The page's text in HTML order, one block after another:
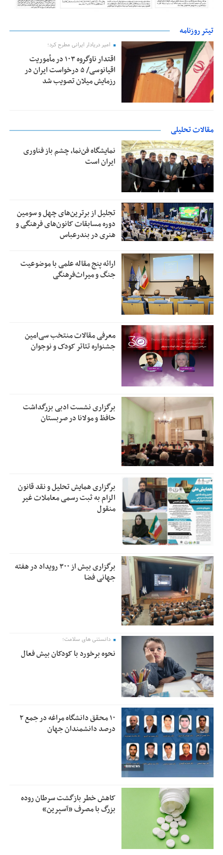
تیتر روزنامه
امیر دریادار ایرانی مطرح کرد؛
اقتدار ناوگروه ۱۰۳ در مأموریت‌
اقیانوسی/ ۵ درخواست ایران در
رزمایش میلان تصویب شد
مقالات تحلیلی
نمایشگاه فن‌نما، چشم باز فناوری
ایران است
تجلیل از بر‌ترین‌های چهل و سومین
دوره مسابقات کانون‌های فرهنگی و
هنری در بندرعباس
ارائه پنج مقاله علمی با موضوعیت
جنگ و میراث‌فرهنگی
معرفی مقالات منتخب سی‌امین
جشنواره تئاتر کودک و نوجوان
برگزاری نشست ادبی بزرگداشت
حافظ و مولانا در صربستان
برگزاری همایش تحلیل و نقد قانون
الزام به ثبت رسمی معاملات غیر
منقول
برگزاری بیش از ۳۰۰ رویداد در هفته
جهانی فضا
دانستنی های سلامت؛
نحوه برخورد با کودکان بیش فعال
۱۰ محقق دانشگاه مراغه در جمع ۲
درصد دانشمندان جهان
کاهش خطر بازگشت سرطان روده
بزرگ با مصرف «آسپرین»